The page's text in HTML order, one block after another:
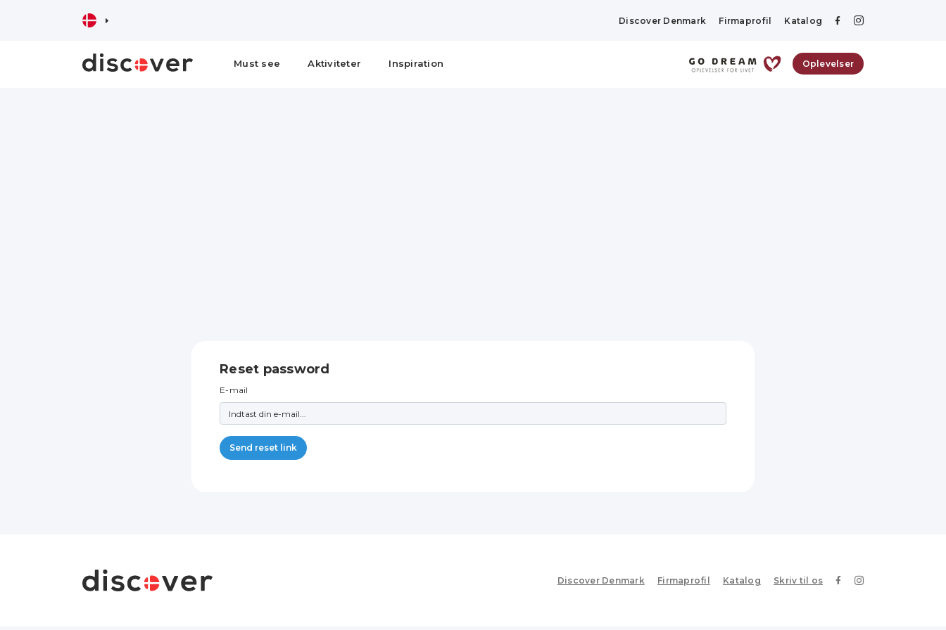
Discover Denmark Firmaprofil Katalog
Must see Aktiviteter Inspiration Oplevelser
Reset password
E-mail
Send reset link
Discover Denmark Firmaprofil Katalog Skriv til os